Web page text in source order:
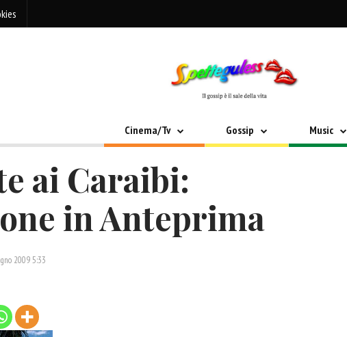
Cinema/Tv Gossip Music
ai Caraibi:
in Anteprima
2009 5:33